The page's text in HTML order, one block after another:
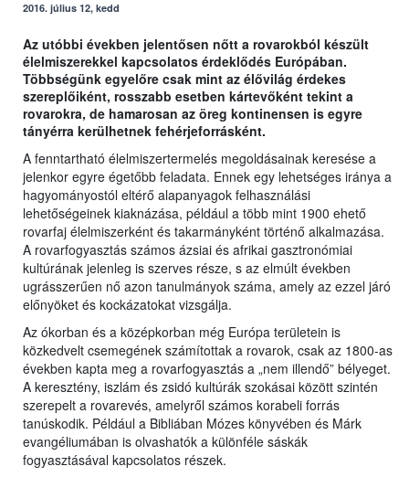
2016. július 12, kedd
Az utóbbi években jelentősen nőtt a rovarokból készült
élelmiszerekkel kapcsolatos érdeklődés Európában.
Többségünk egyelőre csak mint az élővilág érdekes
szereplőiként, rosszabb esetben kártevőként tekint a
rovarokra, de hamarosan az öreg kontinensen is egyre
tányérra kerülhetnek fehérjeforrásként.
A fenntartható élelmiszertermelés megoldásainak keresése a
jelenkor egyre égetőbb feladata. Ennek egy lehetséges iránya a
hagyományostól eltérő alapanyagok felhasználási
lehetőségeinek kiaknázása, például a több mint 1900 ehető
rovarfaj élelmiszerként és takarmányként történő alkalmazása.
A rovarfogyasztás számos ázsiai és afrikai gasztronómiai
kultúrának jelenleg is szerves része, s az elmúlt években
ugrásszerűen nő azon tanulmányok száma, amely az ezzel járó
előnyöket és kockázatokat vizsgálja.
Az ókorban és a középkorban még Európa területein is
közkedvelt csemegének számítottak a rovarok, csak az 1800-as
években kapta meg a rovarfogyasztás a „nem illendő” bélyeget.
A keresztény, iszlám és zsidó kultúrák szokásai között szintén
szerepelt a rovarevés, amelyről számos korabeli forrás
tanúskodik. Például a Bibliában Mózes könyvében és Márk
evangéliumában is olvashatók a különféle sáskák
fogyasztásával kapcsolatos részek.